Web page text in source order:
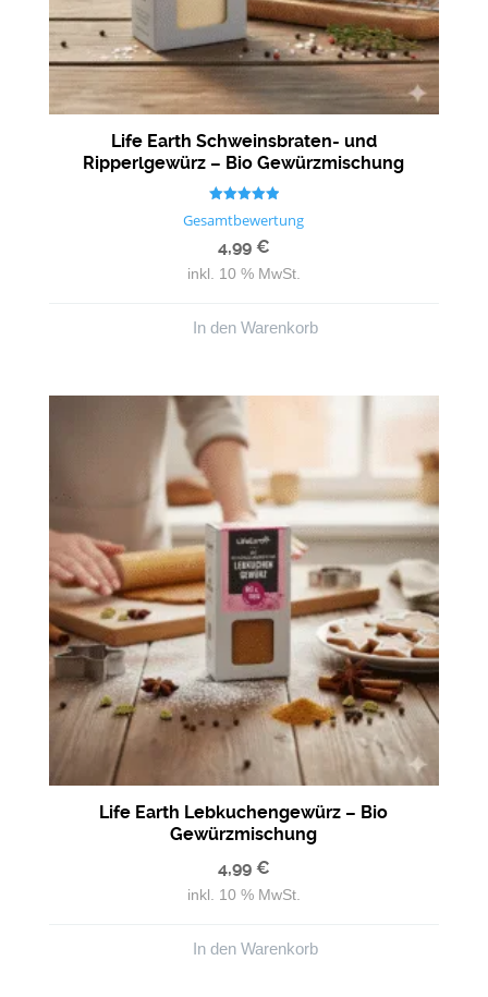
Life Earth Schweinsbraten- und
Ripperlgewürz – Bio Gewürzmischung
Bewertet mit
5.00
von 5
Gesamtbewertung
4,99 €
inkl. 10 % MwSt.
In den Warenkorb
Life Earth Lebkuchengewürz – Bio
Gewürzmischung
4,99 €
inkl. 10 % MwSt.
In den Warenkorb